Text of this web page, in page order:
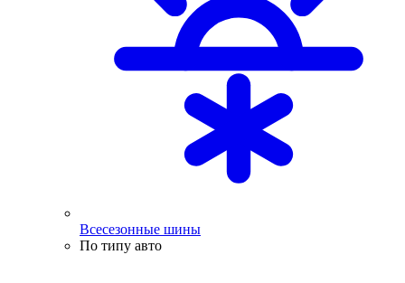
Всесезонные шины
По типу авто